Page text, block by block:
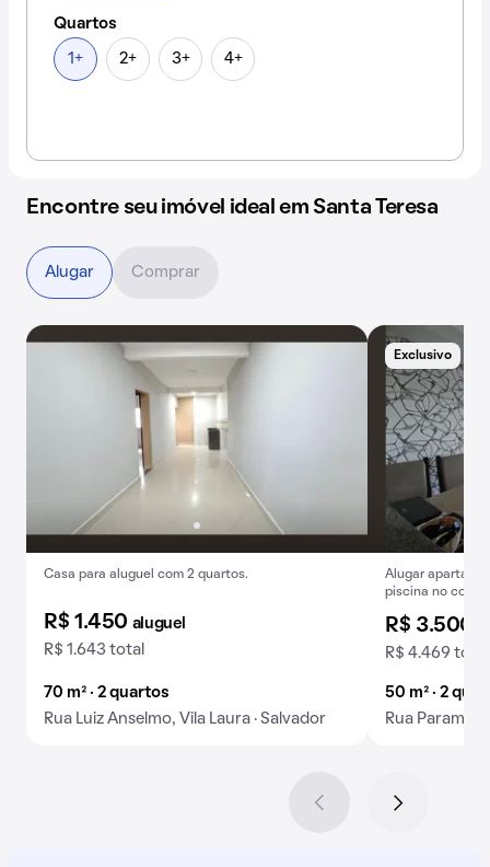
Quartos
1+ 2+ 3+ 4+
Encontre seu imóvel ideal em Santa Teresa
Casa para aluguel com 2 quartos.
R$ 1.450 aluguel
R$ 1.643 total
70 m² · 2 quartos
Rua Luiz Anselmo, Vila Laura · Salvador
Exclusivo
Alugar
piscina no
R$ 3.500
R$ 4.469 total
50 m² · 2
Rua
Alugar Comprar